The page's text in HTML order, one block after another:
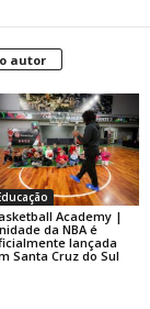
autor
Academy |
da NBA é
lançada
Santa Cruz do Sul